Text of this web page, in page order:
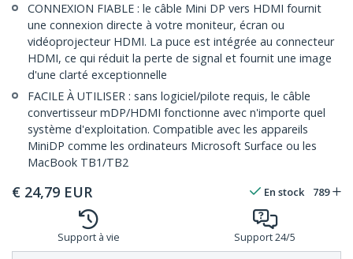
CONNEXION FIABLE : le câble Mini DP vers HDMI fournit
une connexion directe à votre moniteur, écran ou
vidéoprojecteur HDMI. La puce est intégrée au connecteur
HDMI, ce qui réduit la perte de signal et fournit une image
d'une clarté exceptionnelle
FACILE À UTILISER : sans logiciel/pilote requis, le câble
convertisseur mDP/HDMI fonctionne avec n'importe quel
système d'exploitation. Compatible avec les appareils
MiniDP comme les ordinateurs Microsoft Surface ou les
MacBook TB1/TB2
€ 24,79 EUR En stock 789
Support à vie Support 24/5